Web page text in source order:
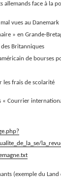
allemands face à la
vues au Danemark
» en Grande-
Britanniques
de bourses
les frais de scolarité
« Courrier
(exemple du Land